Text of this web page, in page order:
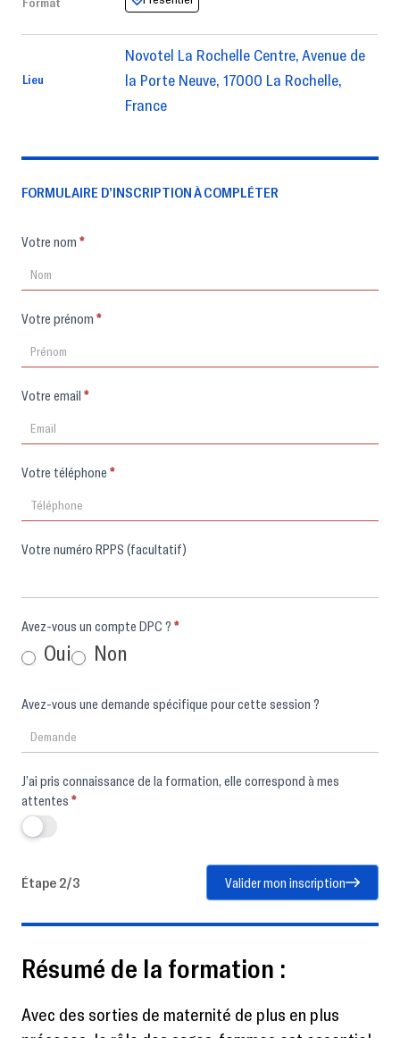
Lieu
Novotel La Rochelle Centre, Avenue de
la Porte Neuve, 17000 La Rochelle,
France
FORMULAIRE D’INSCRIPTION À COMPLÉTER
Formulaire
Votre nom *
Votre prénom *
Votre email *
Votre téléphone *
Votre numéro RPPS (facultatif)
Avez-vous un compte DPC ? *
Oui Non
Avez-vous une demande spécifique pour cette session ?
J’ai pris connaissance de la formation, elle correspond à mes
attentes *
Étape 2/3 Valider mon inscription
Résumé de la formation :
Avec des sorties de maternité de plus en plus